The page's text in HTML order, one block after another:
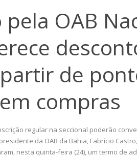
OAB
de
compras
regular na seccional poderão
da OAB da Bahia, Fabrício
nesta quinta-feira (24), um termo de